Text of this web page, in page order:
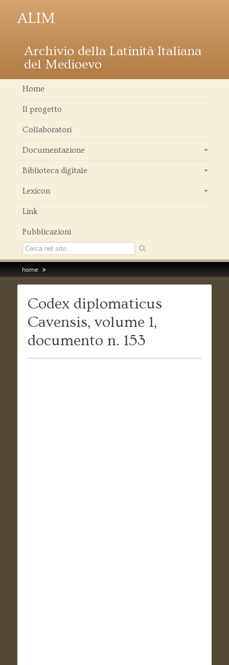
ALIM
Archivio della Latinità Italiana
del Medioevo
Home
Il progetto
Collaboratori
Documentazione
Biblioteca digitale
Lexicon
Link
Pubblicazioni
home
Codex diplomaticus
Cavensis, volume 1,
documento n. 153